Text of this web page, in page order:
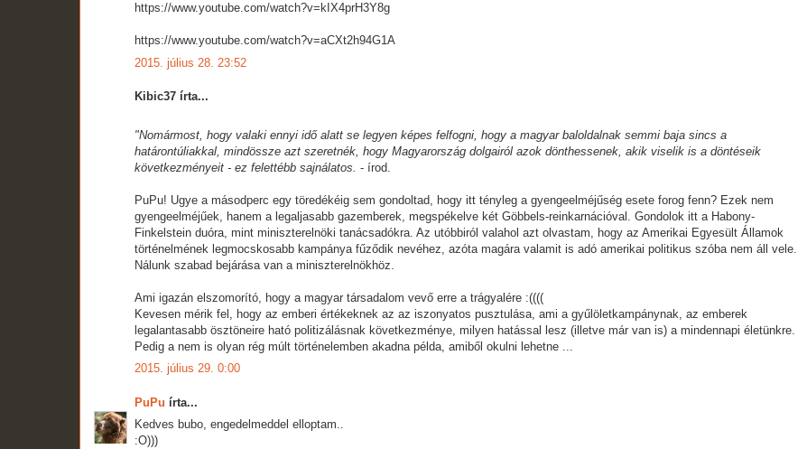
https://www.youtube.com/watch?v=kIX4prH3Y8g
https://www.youtube.com/watch?v=aCXt2h94G1A
2015. július 28. 23:52
Kibic37 írta...
"Nomármost, hogy valaki ennyi idő alatt se legyen képes felfogni, hogy a magyar baloldalnak semmi baja sincs a
határontúliakkal, mindössze azt szeretnék, hogy Magyarország dolgairól azok dönthessenek, akik viselik is a döntéseik
következményeit - ez felettébb sajnálatos. - írod.
PuPu! Ugye a másodperc egy töredékéig sem gondoltad, hogy itt tényleg a gyengeelméjűség esete forog fenn? Ezek nem
gyengeelméjűek, hanem a legaljasabb gazemberek, megspékelve két Göbbels-reinkarnációval. Gondolok itt a Habony-
Finkelstein duóra, mint miniszterelnöki tanácsadókra. Az utóbbiról valahol azt olvastam, hogy az Amerikai Egyesült Államok
történelmének legmocskosabb kampánya fűződik nevéhez, azóta magára valamit is adó amerikai politikus szóba nem áll vele.
Nálunk szabad bejárása van a miniszterelnökhöz.
Ami igazán elszomorító, hogy a magyar társadalom vevő erre a trágyalére :((((
Kevesen mérik fel, hogy az emberi értékeknek az az iszonyatos pusztulása, ami a gyűlöletkampánynak, az emberek
legalantasabb ösztöneire ható politizálásnak következménye, milyen hatással lesz (illetve már van is) a mindennapi életünkre.
Pedig a nem is olyan rég múlt történelemben akadna példa, amiből okulni lehetne ...
2015. július 29. 0:00
PuPu írta...
Kedves bubo, engedelmeddel elloptam..
:O)))